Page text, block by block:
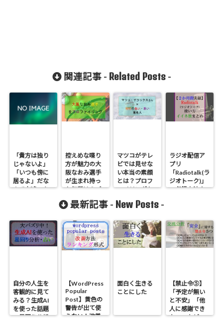
関連記事 - Related Posts-
「貴方は独り
じゃないよ」
「いつも傍に
居るよ」だな
んて大嘘つき
控えめな喋り
方が魅力の大
阪なおみ選手
が生まれ持っ
た気質は？プ
グしたらあの
気質だった
マツコがテレ
ビでは見せな
い本当の素顔
とは？プロフ
ァイリングか
良い・悪い有
ラジオ配信ア
プリ
「Radiotalk(ラ
ジオトーク)」
の収録方法や
分かった事ま
とめ
最新記事 - New Posts -
自分の人生を
客観的に見て
みる？生成AI
を使った話題
【WordPress
Popular
Post】黄色の
警告が出て使
えない！改善
面白く生きる
ことにした
【禁止令⑤】
「予定が無い
と不安」「他
人に感謝でき